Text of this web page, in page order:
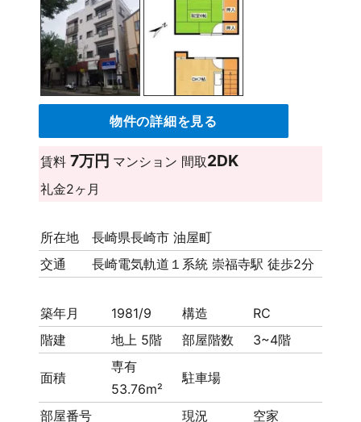
物件の詳細を見る
賃料 7万円 マンション 間取2DK
礼金2ヶ月
所在地
長崎県長崎市 油屋町
交通
長崎電気軌道１系統 崇福寺駅 徒歩2分
築年月 1981/9 構造
RC
階建
地上 5階 部屋階数 3~4階
面積
専有
53.76m²
駐車場
部屋番号 現況
空家